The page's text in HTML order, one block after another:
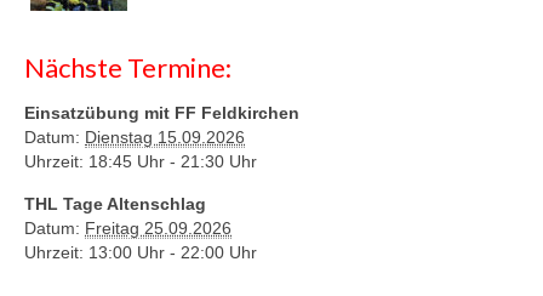
Nächste Termine:
Einsatzübung mit FF Feldkirchen
Datum: Dienstag 15.09.2026
Uhrzeit: 18:45 Uhr - 21:30 Uhr
THL Tage Altenschlag
Datum: Freitag 25.09.2026
Uhrzeit: 13:00 Uhr - 22:00 Uhr